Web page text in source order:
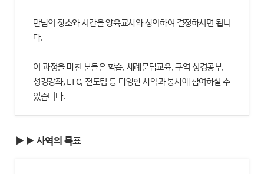
만남의 장소와 시간을 양육교사와 상의하여 결정하시면 됩니
다.
이 과정을 마친 분들은 학습, 세례문답교육, 구역 성경공부,
성경강좌, LTC, 전도팀 등 다양한 사역과 봉사에 참여하실 수
있습니다.
▶▶ 사역의 목표